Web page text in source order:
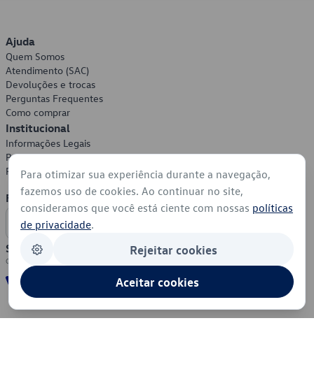
Ajuda
Quem Somos
Atendimento (SAC)
Devoluções e trocas
Perguntas Frequentes
Como comprar
Institucional
Informações Legais
Política de Privacidade
Política de Cookies
Formas de Pagamento
Segurança
Para otimizar sua experiência durante a navegação,
fazemos uso de cookies. Ao continuar no site,
consideramos que você está ciente com nossas políticas
de privacidade.
Rejeitar cookies
Aceitar cookies